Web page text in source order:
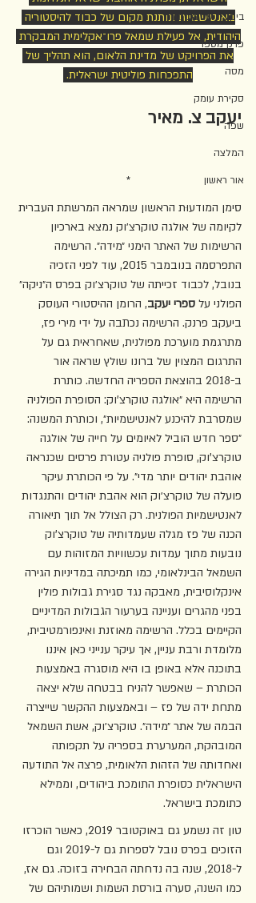
ביקורת על הביקורת
פרק מספר
מסה
סקירת עומק
שפה
המלצה
אור ראשון
באנטישמיות ונותנת מקום של כבוד להיסטוריה
היהודית, אל פעילת שמאל פרו־אקלימית המבקרת
את הפרויקט של מדינת הלאום, הוא תהליך של
התפכחות פוליטית ישראלית.
יעקב צ. מאיר
*
סימן המודעוּת הראשון שמראה המרשתת העברית
לקיומה של אולגה טוקרצ׳וק נמצא בארכיון
הרשימות של האתר הימני ״מידה״. הרשימה
התפרסמה בנובמבר 2015, עוד לפני הזכיה
בנובל, לכבוד זכייתה של טוקרצ׳וק בפרס ה״ניקה״
הפולני על ספרי יעקב, הרומן ההיסטורי העוסק
ביעקב פרנק. הרשימה נכתבה על ידי מירי פז,
מתרגמת מוערכת מפולנית, שאחראית גם על
התרגום המצוין של ברונו שולץ שראה אור
ב-2018 בהוצאת הספריה החדשה. כותרת
הרשימה היא ״אולגה טוקרצ'וק: הסופרת הפולניה
שמסרבת להיכנע לאנטישמיות״, וכותרת המשנה:
״ספר חדש הוביל לאיומים על חייה של אולגה
טוקרצ'וק, סופרת פולניה עטורת פרסים שכנראה
אוהבת יהודים יותר מדי״. על פי הכותרת עיקר
פועלה של טוקרצ׳וק הוא אהבת יהודים והתנגדות
לאנטישמיות הפולנית. רק הצולל אל תוך תיאורה
הכנה של פז מגלה שעמדותיה של טוקרצ'וק
נובעות מתוך עמדות עכשוויות המזוהות עם
השמאל הבינלאומי, כמו תמיכתה במדיניות הגירה
אינקלוסיבית, מאבקה נגד סגירת גבולות פולין
בפני מהגרים ועניינה בערעור הגבולות המדיניים
הקיימים בכלל. הרשימה מאוזנת ואינפורמטיבית,
מלומדת ורבת עניין, אך עיקר ענייני כאן איננו
בתוכנה אלא באופן בו היא מוסגרה באמצעות
הכותרת – שאפשר להניח בבטחה שלא יצאה
מתחת ידה של פז – ובאמצעות ההקשר שייצרה
הבמה של אתר ״מידה״. טוקרצ׳וק, אשת השמאל
המובהקת, המערערת בספריה על תקפותה
ואחדותה של הזהות הלאומית, פרצה אל התודעה
הישראלית כסופרת התומכת ביהודים, וממילא
כתומכת בישראל.
טון זה נשמע גם באוקטובר 2019, כאשר הוכרזו
הזוכים בפרס נובל לספרות גם ל-2019 וגם
ל-2018, שנה בה נדחתה הבחירה בזוכה. גם אז,
כמו השנה, סערה בורסת השמות ושמותיהם של